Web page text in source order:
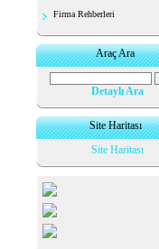
Firma Rehberleri
Araç Ara
Detaylı Ara
Site Haritası
Site Haritası